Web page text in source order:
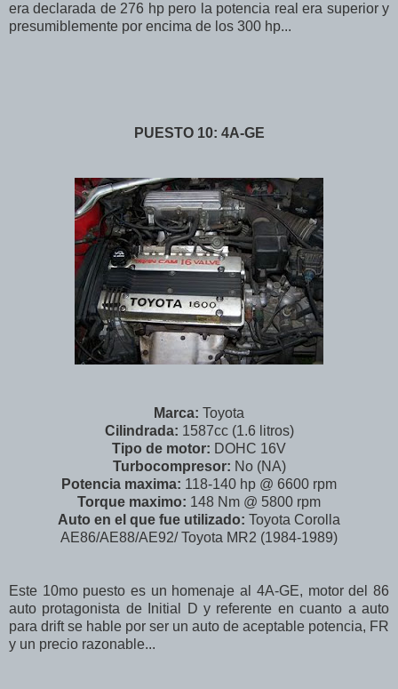
era declarada de 276 hp pero la potencia real era superior y
presumiblemente por encima de los 300 hp...
PUESTO 10: 4A-GE
Marca: Toyota
Cilindrada: 1587cc (1.6 litros)
Tipo de motor: DOHC 16V
Turbocompresor: No (NA)
Potencia maxima: 118-140 hp @ 6600 rpm
Torque maximo: 148 Nm @ 5800 rpm
Auto en el que fue utilizado: Toyota Corolla
AE86/AE88/AE92/ Toyota MR2 (1984-1989)
Este 10mo puesto es un homenaje al 4A-GE, motor del 86
auto protagonista de Initial D y referente en cuanto a auto
para drift se hable por ser un auto de aceptable potencia, FR
y un precio razonable...